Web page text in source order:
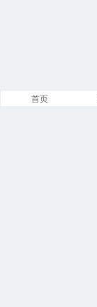
首页